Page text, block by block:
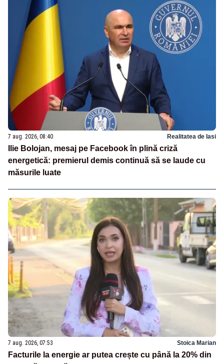
7 aug. 2026, 08:40 Realitatea de Iasi
Ilie Bolojan, mesaj pe Facebook în plină criză
energetică: premierul demis continuă să se laude cu
măsurile luate
7 aug. 2026, 07:53 Stoica Marian
Facturile la energie ar putea crește cu până la 20% din